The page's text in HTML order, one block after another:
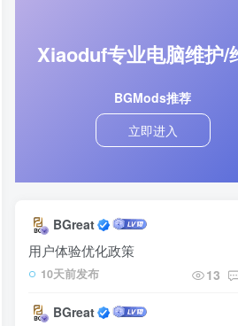
Xiaoduf专业电脑维护/
BGMods推荐
立即进入
BGreat
用户体验优化政策
10天前发布 13
BGreat